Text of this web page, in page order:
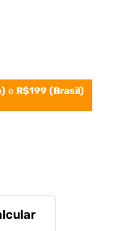
eR$199 (Brasil)